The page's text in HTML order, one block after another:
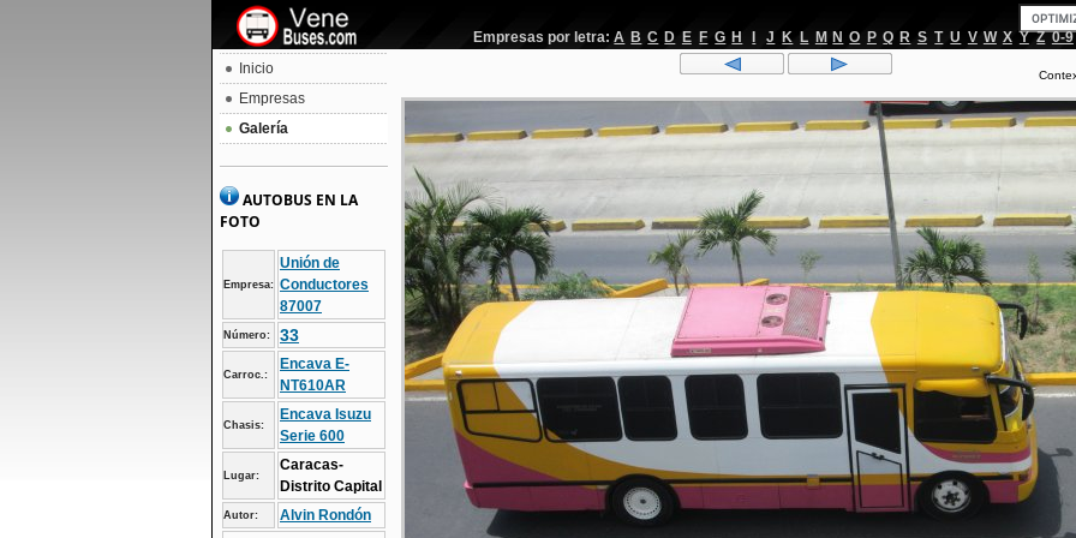
Empresas por letra: A B C D E F G H J K L M N O P Q R S T U V W X Y Z 0-9
Inicio
Empresas
Galería
AUTOBUS EN LA
FOTO
Empresa:
Unión de
Conductores
87007
Número: 33
Carroc.:
Encava E-
NT610AR
Chasis:
Encava Isuzu
Serie 600
Lugar:
Caracas-
Distrito Capital
Autor:
Alvin Rondón